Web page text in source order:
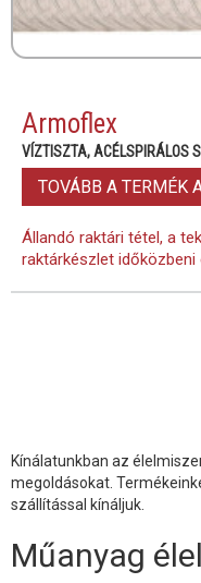
Armoflex
VÍZTISZTA, ACÉLSPIRÁLOS
TOVÁBB A TERMÉK
Állandó raktári tétel, a
raktárkészlet időközbeni
Kínálatunkban az
megoldásokat.
szállítással kínáljuk.
Műanyag